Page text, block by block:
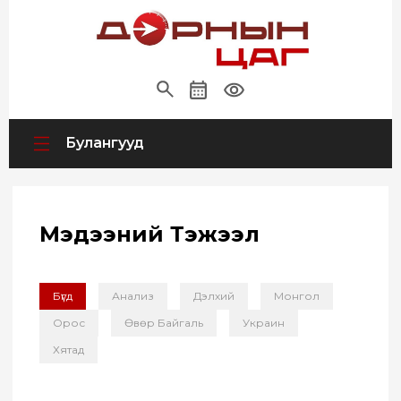
Булангууд
Мэдээний Тэжээл
Бүгд Анализ Дэлхий
Монгол
Орос
Өвөр Байгаль
Украин
Хятад